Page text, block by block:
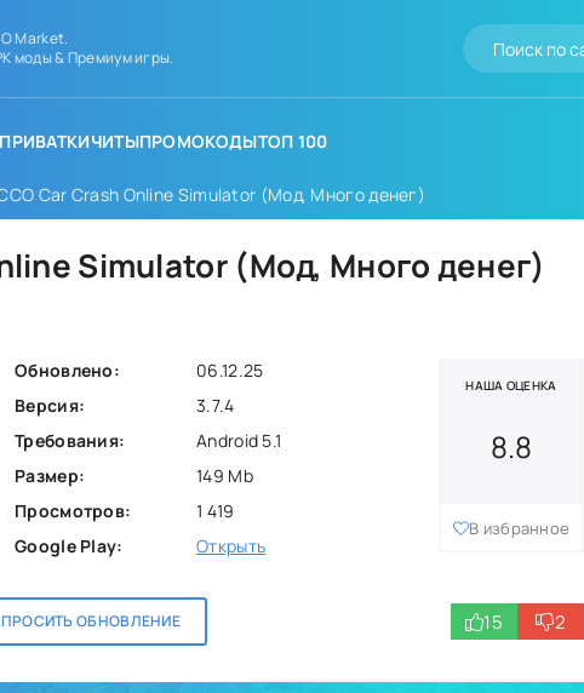
Market.
моды & Премиум игры.
ПРИВАТКИЧИТЫПРОМОКОДЫТОП 100
Car Crash Online Simulator (Мод, Много денег)
Simulator (Мод, Много денег)
Обновлено:
06.12.25
Версия:
3.7.4
Требования:
Android 5.1
Размер:
149 Mb
Просмотров:
1 419
Google Play:
Открыть
НАША ОЦЕНКА
8.8
В избранное
ОБНОВЛЕНИЕ 15 2